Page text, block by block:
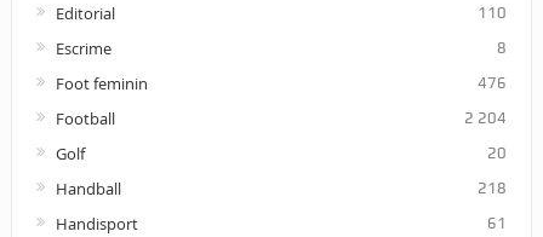
Editorial 110
Escrime 8
Foot feminin 476
Football 2 204
Golf 20
Handball 218
Handisport 61